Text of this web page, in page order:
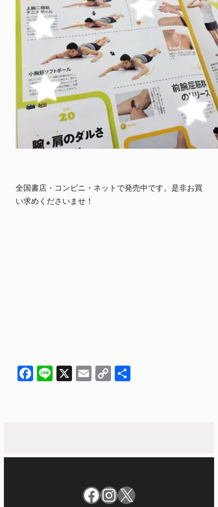
全国書店・コンビニ・ネットで発売中です。是非お買
い求めくださいませ！
Facebook
Line
X EmailCopy
Facebook
Instagram
X